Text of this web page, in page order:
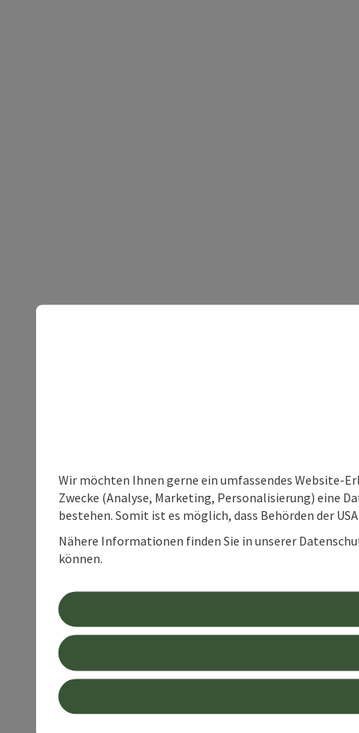
Wir möchten Ihnen gerne ein umfassendes Website-
Zwecke (Analyse, Marketing, Personalisierung) eine
bestehen. Somit ist es möglich, dass Behörden der
Nähere Informationen finden Sie in unserer
können.